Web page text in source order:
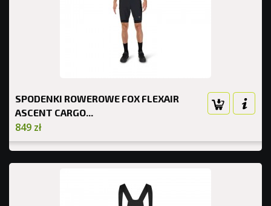
SPODENKI ROWEROWE FOX FLEXAIR
ASCENT CARGO...
849 zł